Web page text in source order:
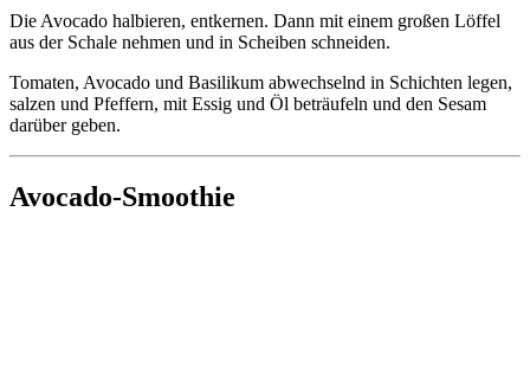
Die Avocado halbieren, entkernen. Dann mit einem großen Löffel
aus der Schale nehmen und in Scheiben schneiden.
Tomaten, Avocado und Basilikum abwechselnd in Schichten legen,
salzen und Pfeffern, mit Essig und Öl beträufeln und den Sesam
darüber geben.
Avocado-Smoothie